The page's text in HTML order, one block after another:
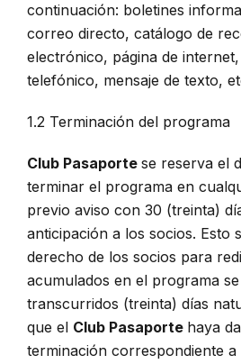
continuación: boletines
correo directo, catálogo de
electrónico, página de
telefónico, mensaje de texto,
1.2 Terminación del programa
Club Pasaporte se reserva el
terminar el programa en
previo aviso con 30 (treinta)
anticipación a los socios. Esto
derecho de los socios para
acumulados en el programa
transcurridos (treinta) días
que el Club Pasaporte haya
terminación correspondiente a